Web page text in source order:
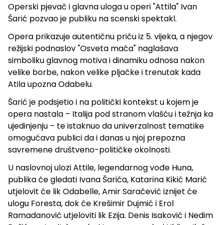
Operski pjevač i glavna uloga u operi "Attila" Ivan
Šarić pozvao je publiku na scenski spektakl.
Opera prikazuje autentičnu priču iz 5. vijeka, a njegov
režijski podnaslov "Osveta mača" naglašava
simboliku glavnog motiva i dinamiku odnosa nakon
velike borbe, nakon velike pljačke i trenutak kada
Atila upozna Odabelu.
Šarić je podsjetio i na politički kontekst u kojem je
opera nastala – Italija pod stranom vlašću i težnja ka
ujedinjenju – te istaknuo da univerzalnost tematike
omogućava publici da i danas u njoj prepozna
savremene društveno-političke okolnosti.
U naslovnoj ulozi Attile, legendarnog vođe Huna,
publika će gledati Ivana Šarića, Katarina Kikić Marić
utjelovit će lik Odabelle, Amir Saračević iznijet će
ulogu Foresta, dok će Krešimir Dujmić i Erol
Ramadanović utjeloviti lik Ezija. Denis Isaković i Nedim